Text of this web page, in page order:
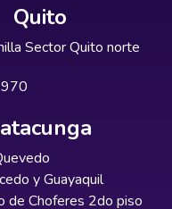
Quito
Sector Quito norte
y Guayaquil
de Choferes 2do piso